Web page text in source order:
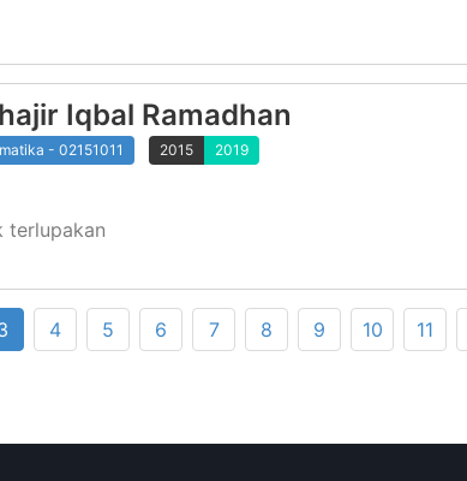
Iqbal Ramadhan
- 02151011 2015 2019
terlupakan
4 5 6 7 8 9 10 11